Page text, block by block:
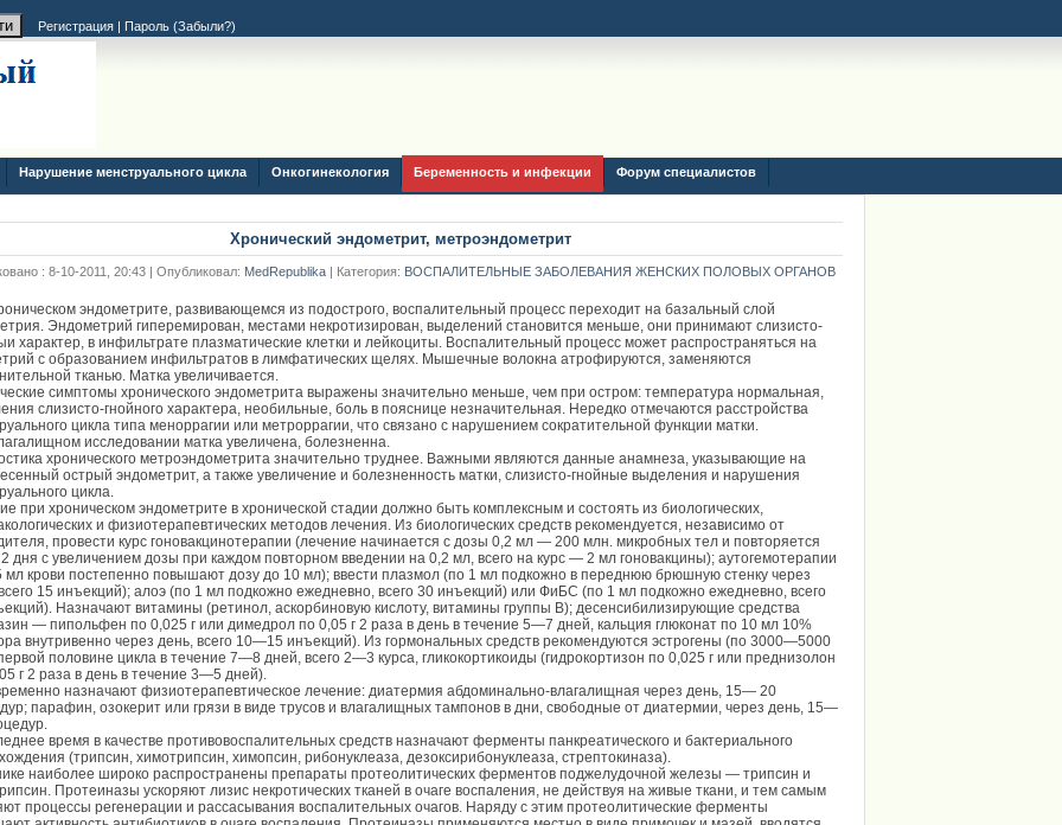
Регистрация | Пароль (Забыли?)
Нарушение менструального цикла Онкогинекология Беременность и инфекции Форум специалистов
Хронический эндометрит, метроэндометрит
: 8-10-2011, 20:43 | Опубликовал: MedRepublika | Категория: ВОСПАЛИТЕЛЬНЫЕ ЗАБОЛЕВАНИЯ ЖЕНСКИХ ПОЛОВЫХ ОРГАНОВ
эндометрите, развивающемся из подострого, воспалительный процесс переходит на базальный слой
Эндометрий гиперемирован, местами некротизирован, выделений становится меньше, они принимают слизисто-
характер, в инфильтрате плазматические клетки и лейкоциты. Воспалительный процесс может распространяться на
с образованием инфильтратов в лимфатических щелях. Мышечные волокна атрофируются, заменяются
тканью. Матка увеличивается.
симптомы хронического эндометрита выражены значительно меньше, чем при остром: температура нормальная,
слизисто-гнойного характера, необильные, боль в пояснице незначительная. Нередко отмечаются расстройства
цикла типа меноррагии или метроррагии, что связано с нарушением сократительной функции матки.
исследовании матка увеличена, болезненна.
хронического метроэндометрита значительно труднее. Важными являются данные анамнеза, указывающие на
острый эндометрит, а также увеличение и болезненность матки, слизисто-гнойные выделения и нарушения
цикла.
при хроническом эндометрите в хронической стадии должно быть комплексным и состоять из биологических,
и физиотерапевтических методов лечения. Из биологических средств рекомендуется, независимо от
провести курс гоновакцинотерапии (лечение начинается с дозы 0,2 мл — 200 млн. микробных тел и повторяется
дня с увеличением дозы при каждом повторном введении на 0,2 мл, всего на курс — 2 мл гоновакцины); аутогемотерапии
мл крови постепенно повышают дозу до 10 мл); ввести плазмол (по 1 мл подкожно в переднюю брюшную стенку через
15 инъекций); алоэ (по 1 мл подкожно ежедневно, всего 30 инъекций) или ФиБС (по 1 мл подкожно ежедневно, всего
Назначают витамины (ретинол, аскорбиновую кислоту, витамины группы В); десенсибилизирующие средства
— пипольфен по 0,025 г или димедрол по 0,05 г 2 раза в день в течение 5—7 дней, кальция глюконат по 10 мл 10%
внутривенно через день, всего 10—15 инъекций). Из гормональных средств рекомендуются эстрогены (по 3000—5000
половине цикла в течение 7—8 дней, всего 2—3 курса, гликокортикоиды (гидрокортизон по 0,025 г или преднизолон
г 2 раза в день в течение 3—5 дней).
назначают физиотерапевтическое лечение: диатермия абдоминально-влагалищная через день, 15— 20
парафин, озокерит или грязи в виде трусов и влагалищных тампонов в дни, свободные от диатермии, через день, 15—
время в качестве противовоспалительных средств назначают ферменты панкреатического и бактериального
(трипсин, химотрипсин, химопсин, рибонуклеаза, дезоксирибонуклеаза, стрептокиназа).
наиболее широко распространены препараты протеолитических ферментов поджелудочной железы — трипсин и
Протеиназы ускоряют лизис некротических тканей в очаге воспаления, не действуя на живые ткани, и тем самым
процессы регенерации и рассасывания воспалительных очагов. Наряду с этим протеолитические ферменты